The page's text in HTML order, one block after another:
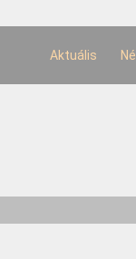
Aktuális